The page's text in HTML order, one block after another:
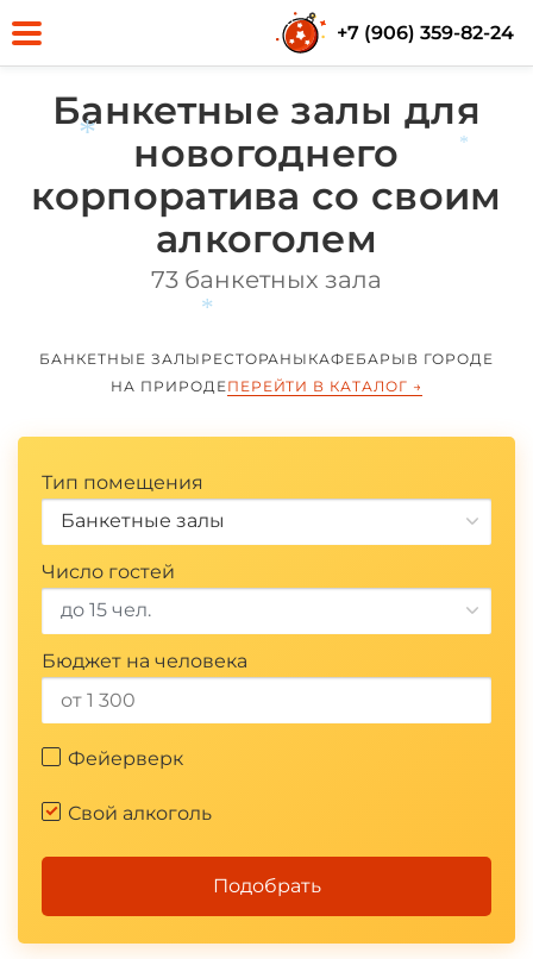
+7 (906) 359-82-24
Банкетные залы для
новогоднего
корпоратива со своим
алкоголем
73 банкетных зала
БАНКЕТНЫЕ ЗАЛЫ РЕСТОРАНЫ КАФЕБАРЫ В ГОРОДЕ
НА ПРИРОДЕПЕРЕЙТИ В КАТАЛОГ →
Тип помещения
Банкетные залы
Число гостей
до 15 чел.
Бюджет на человека
Фейерверк
Свой алкоголь
Подобрать
*